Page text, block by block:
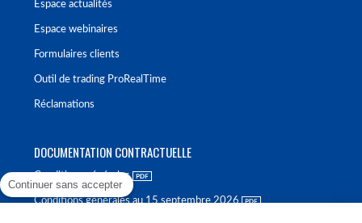
Espace actualités
Espace webinaires
Formulaires clients
Outil de trading ProRealTime
Réclamations
DOCUMENTATION CONTRACTUELLE
Conditions générales
Conditions générales au 15 septembre 2026
Continuer sans accepter